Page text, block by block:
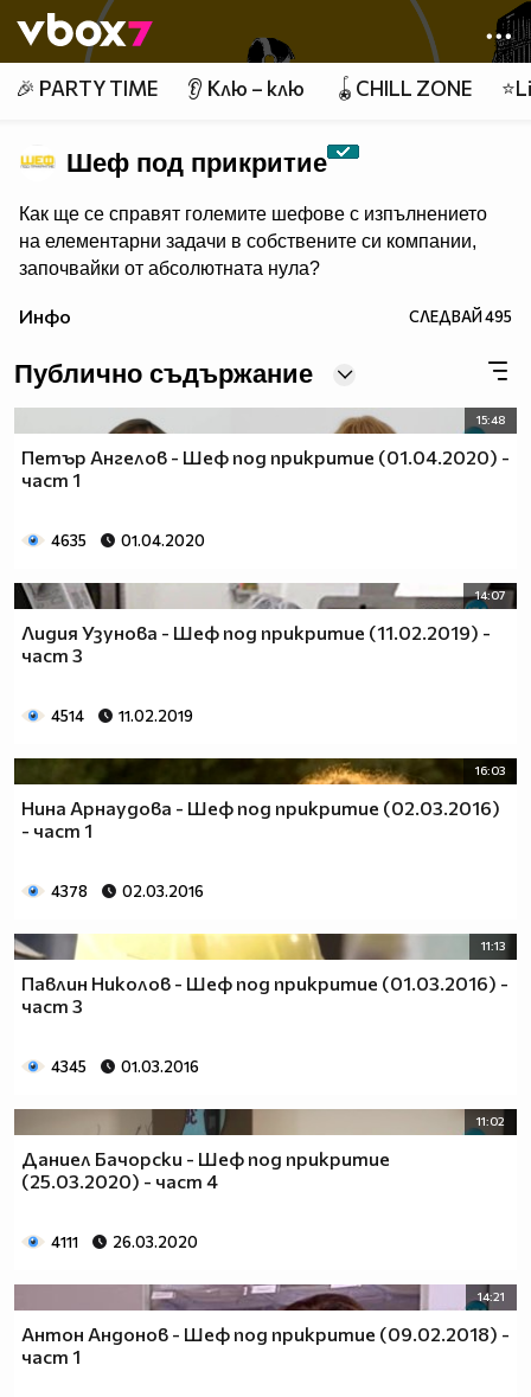
👾
🎉 PARTY TIME 👂 Клю – клю 🪀CHILL ZONE
Шеф под прикритие
Как ще се справят големите шефове с изпълнението
на елементарни задачи в собствените си компании,
започвайки от абсолютната нула?
Инфо СЛЕДВАЙ495
Публично съдържание
15:48
Петър Ангелов - Шеф под прикритие (01.04.2020) -
част 1
4635 01.04.2020
14:07
Лидия Узунова - Шеф под прикритие (11.02.2019) -
част 3
4514 11.02.2019
16:03
Нина Арнаудова - Шеф под прикритие (02.03.2016)
- част 1
4378 02.03.2016
11:13
Павлин Николов - Шеф под прикритие (01.03.2016) -
част 3
4345 01.03.2016
11:02
Даниел Бачорски - Шеф под прикритие
(25.03.2020) - част 4
4111 26.03.2020
14:21
Антон Андонов - Шеф под прикритие (09.02.2018) -
част 1